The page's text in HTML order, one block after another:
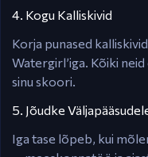
4. Kogu Kalliskivid
Korja punased
Watergirl’iga. Kõiki
sinu skoori.
5. Jõudke
Iga tase lõpeb, kui